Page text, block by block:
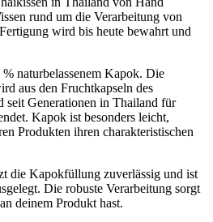
rund um die Verarbeitung von
wird bis heute bewahrt und
naturbelassenem Kapok. Die
aus den Fruchtkapseln des
seit Generationen in Thailand für
Kapok ist besonders leicht,
Produkten ihren charakteristischen
die Kapokfüllung zuverlässig und ist
Die robuste Verarbeitung sorgt
deinem Produkt hast.